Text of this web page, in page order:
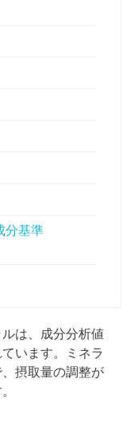
分基準
は、成分分析値
います。ミネラ
摂取量の調整が